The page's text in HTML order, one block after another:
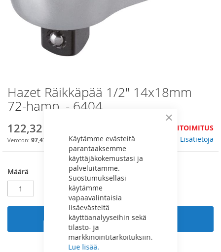
Sulje
Käytämme evästeitä
parantaaksemme
käyttäjäkokemustasi ja
palveluitamme.
Suostumuksellasi
käytämme
vapaavalintaisia
lisäevästeitä
käyttöanalyyseihin sekä
tilasto- ja
markkinointitarkoituksiin.
Lue lisää.
Skip
to
the
of
the
Hazet Räikkäpää 1/2" 14x18mm
72-hamp. - 6404
122,32 €
97,47 €
JÄLKITOIMITUS
Lisätietoja
Määrä
Lisää ostoskoriin